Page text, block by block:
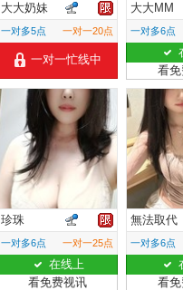
大大奶妹
一对多5点 一对一20点
一对一忙线中
大大MM
一对多6点
看
珍珠
一对多6点 一对一25点
在线上
看免费视讯
無法取代
一对多6点
看